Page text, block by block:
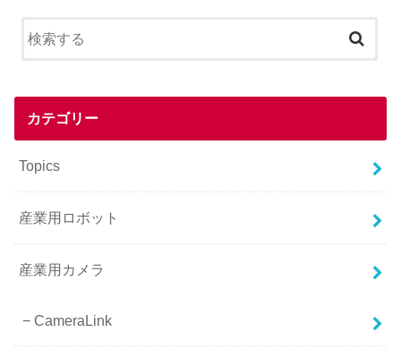
カテゴリー
Topics
産業用ロボット
産業用カメラ
CameraLink